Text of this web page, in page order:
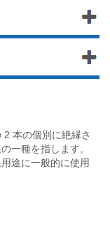
本の個別に絶縁さ
一種を指します。
途に一般的に使用